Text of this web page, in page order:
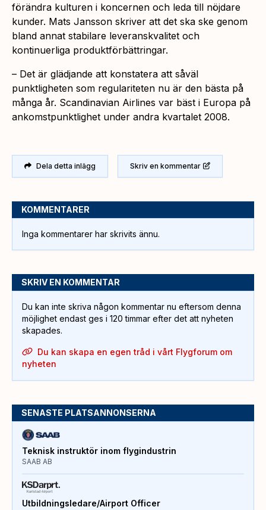
förändra kulturen i koncernen och leda till nöjdare
kunder. Mats Jansson skriver att det ska ske genom
bland annat stabilare leveranskvalitet och
kontinuerliga produktförbättringar.
– Det är glädjande att konstatera att såväl
punktligheten som regulariteten nu är den bästa på
många år. Scandinavian Airlines var bäst i Europa på
ankomstpunktlighet under andra kvartalet 2008.
Dela detta inlägg Skriv en kommentar
KOMMENTARER
Inga kommentarer har skrivits ännu.
SKRIV EN KOMMENTAR
Du kan inte skriva någon kommentar nu eftersom denna
möjlighet endast ges i 120 timmar efter det att nyheten
skapades.
Du kan skapa en egen tråd i vårt Flygforum om
nyheten
SENASTE PLATSANNONSERNA
Teknisk instruktör inom flygindustrin
SAAB AB
Utbildningsledare/Airport Officer